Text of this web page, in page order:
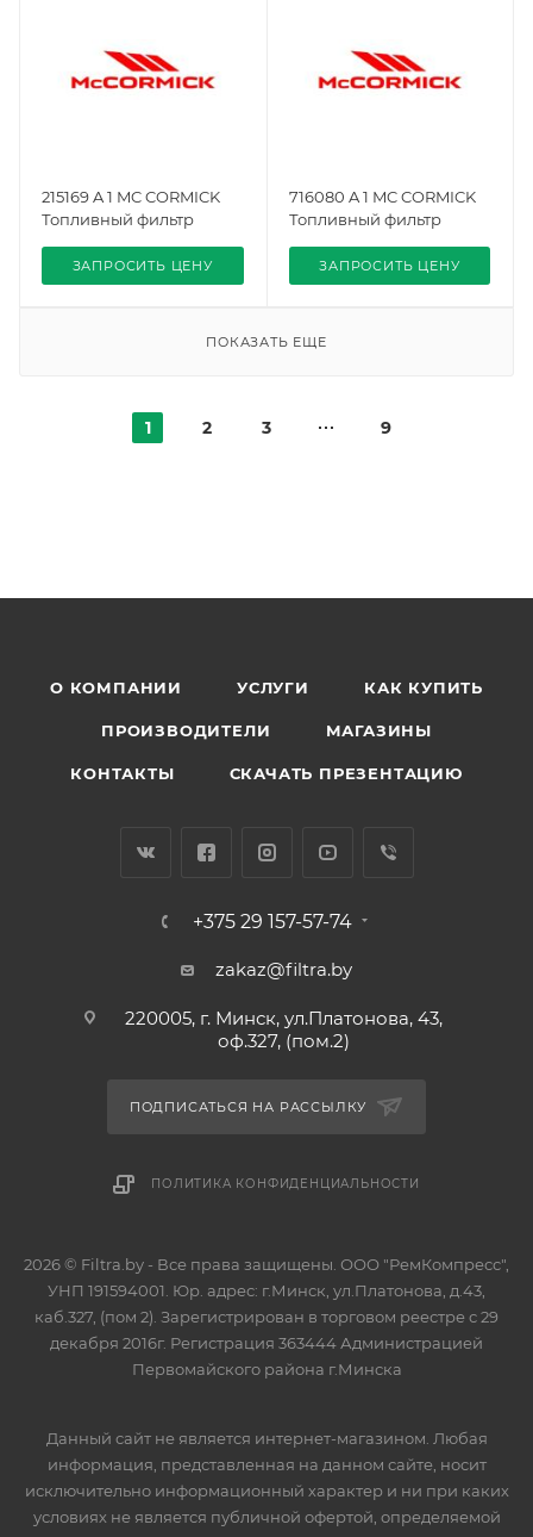
215169 A 1 MC CORMICK
Топливный фильтр
ЗАПРОСИТЬ ЦЕНУ
716080 A 1 MC CORMICK
Топливный фильтр
ЗАПРОСИТЬ ЦЕНУ
ПОКАЗАТЬ ЕЩЕ
1 2 3 9
О КОМПАНИИ УСЛУГИ КАК КУПИТЬ
ПРОИЗВОДИТЕЛИ МАГАЗИНЫ
КОНТАКТЫ СКАЧАТЬ ПРЕЗЕНТАЦИЮ
+375 29 157-57-74
zakaz@filtra.by
220005, г. Минск, ул.Платонова, 43,
оф.327, (пом.2)
ПОДПИСАТЬСЯ НА РАССЫЛКУ
ПОЛИТИКА КОНФИДЕНЦИАЛЬНОСТИ
2026 © Filtra.by - Все права защищены. ООО "РемКомпресс",
УНП 191594001. Юр. адрес: г.Минск, ул.Платонова, д.43,
каб.327, (пом 2). Зарегистрирован в торговом реестре с 29
декабря 2016г. Регистрация 363444 Администрацией
Первомайского района г.Минска
Данный сайт не является интернет-магазином. Любая
информация, представленная на данном сайте, носит
исключительно информационный характер и ни при каких
условиях не является публичной офертой, определяемой